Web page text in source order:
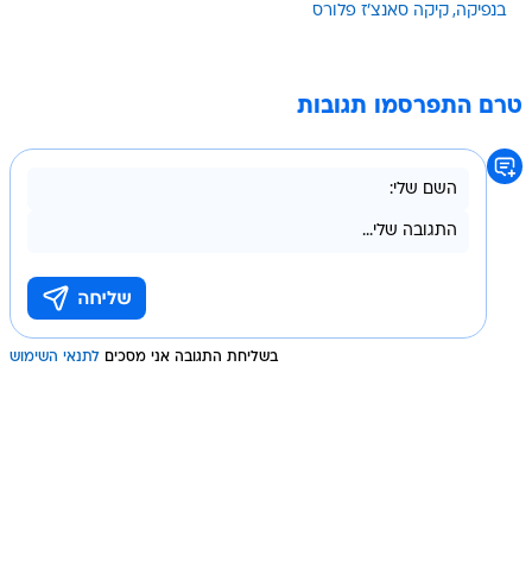
בנפיקה קיקה סאנצ'ז פלורס
טרם התפרסמו תגובות
בשליחת התגובה אני מסכים לתנאי השימוש